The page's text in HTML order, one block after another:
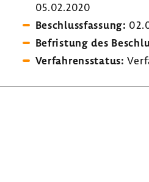
05.02.2020
Beschluss­fas­sung:
Befris­tung des
Verfah­rens­status: